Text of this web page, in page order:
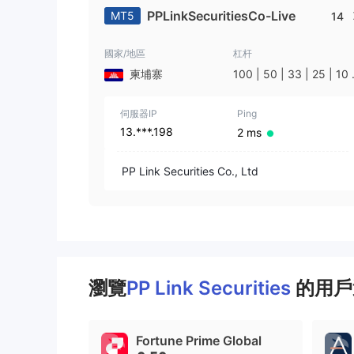
MT5 PPLinkSecuritiesCo-Live 14
國家/地區
柬埔寨
杠杆
100 | 50 | 33 | 25 | 10
伺服器IP
13.***.198
Ping
2 ms
PP Link Securities Co., Ltd
瀏覽PP Link Securities 的用
Fortune Prime Global